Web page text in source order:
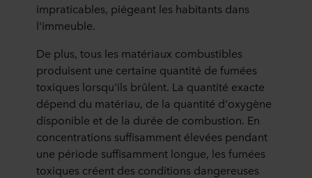
impraticables, piégeant les habitants dans
l'immeuble.
De plus, tous les matériaux combustibles
produisent une certaine quantité de fumées
toxiques lorsqu'ils brûlent. La quantité exacte
dépend du matériau, de la quantité d'oxygène
disponible et de la durée de combustion. En
concentrations suffisamment élevées pendant
une période suffisamment longue, les fumées
toxiques créent des conditions dangereuses